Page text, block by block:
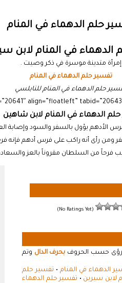
حلم الدهماء في المنام
الدهماء في المنام لابن
إمرأة متدينة موسرة في ذكر وصيت .
تفسير حلم الدهماء في المنام
حلم الدهماء في المنام للنابلسي
الدهماء في المنام لابن شاهين
الأدهم يؤول بالسفر والسود وإصابة
ومن رأى أنه راكب على فرس أدهم فإنه
فرحاً من السلطان مقروناً بالعز
(No Ratings Yet)
حسب الحروف بحرف الدال وتم
الدهماء في المنام • تفسير حلم
لابن سيرين • تفسير حلم الدهماء